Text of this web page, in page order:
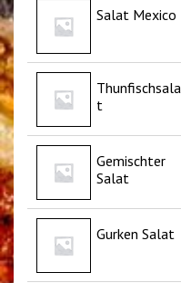
Salat Mexico
Thunfischsala
t
Gemischter
Salat
Gurken Salat